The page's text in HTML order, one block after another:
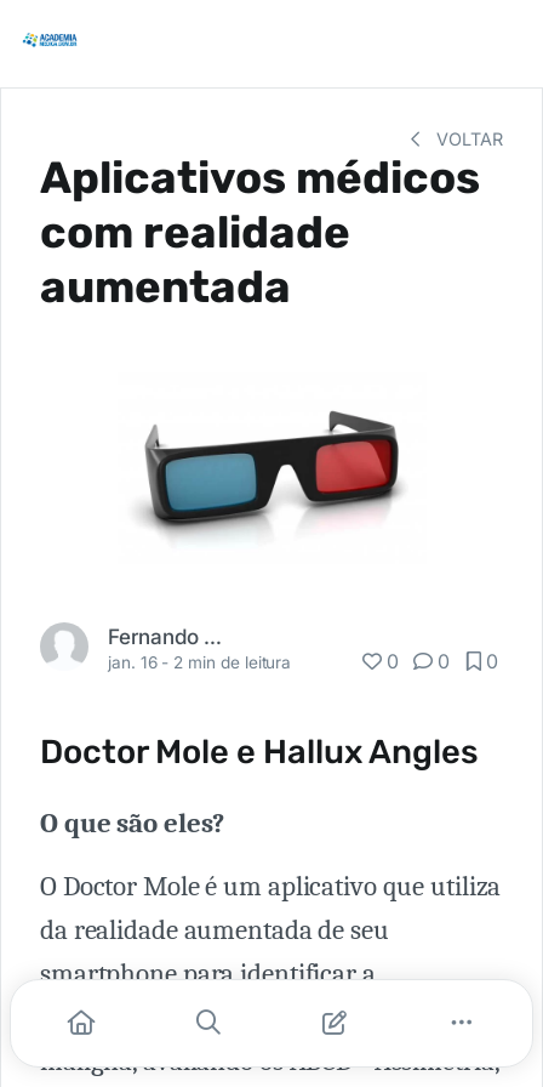
VOLTAR
Aplicativos médicos
com realidade
aumentada
Fernando Carbonieri
jan. 16 - 2 min de leitura 0 0 0
Doctor Mole e Hallux Angles
O que são eles?
O Doctor Mole é um aplicativo que utiliza
da realidade aumentada de seu
smartphone para identificar a
possibilidade de uma mancha ser ou não
maligna, avaliando os ABCD - Assimetria,